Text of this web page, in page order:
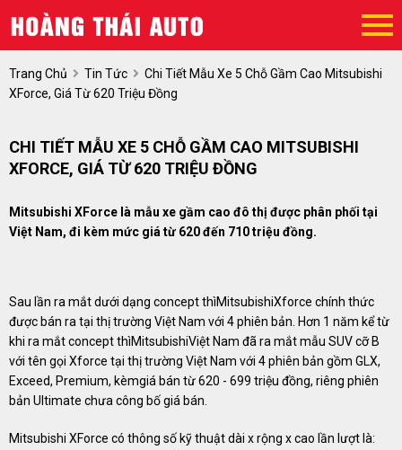
Trang Chủ Tin Tức
Chi Tiết Mẫu Xe 5 Chỗ Gầm Cao Mitsubishi
XForce, Giá Từ 620 Triệu Đồng
CHI TIẾT MẪU XE 5 CHỖ GẦM CAO MITSUBISHI
XFORCE, GIÁ TỪ 620 TRIỆU ĐỒNG
Mitsubishi XForce là mẫu xe gầm cao đô thị được phân phối tại
Việt Nam, đi kèm mức giá từ 620 đến 710 triệu đồng.
Sau lần ra mắt dưới dạng concept thìMitsubishiXforce chính thức
được bán ra tại thị trường Việt Nam với 4 phiên bản. Hơn 1 năm kể từ
khi ra mắt concept thìMitsubishiViệt Nam đã ra mắt mẫu SUV cỡ B
với tên gọi Xforce tại thị trường Việt Nam với 4 phiên bản gồm GLX,
Exceed, Premium, kèmgiá bán từ 620 - 699 triệu đồng, riêng phiên
bản Ultimate chưa công bố giá bán.
Mitsubishi XForce có thông số kỹ thuật dài x rộng x cao lần lượt là: